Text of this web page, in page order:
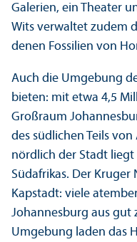
Galerien, ein Theater
Wits verwaltet zudem
denen Fossilien von
Auch die Umgebung
bieten: mit etwa 4,5
Großraum
des südlichen Teils
nördlich der Stadt
Südafrikas. Der Kruger
Kapstadt: viele
Johannesburg aus gut
Umgebung laden das